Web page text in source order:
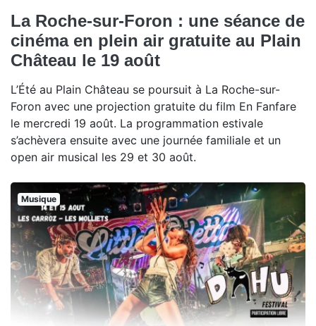
La Roche-sur-Foron : une séance de
cinéma en plein air gratuite au Plain
Château le 19 août
L’Été au Plain Château se poursuit à La Roche-sur-
Foron avec une projection gratuite du film En Fanfare
le mercredi 19 août. La programmation estivale
s’achèvera ensuite avec une journée familiale et un
open air musical les 29 et 30 août.
Musique